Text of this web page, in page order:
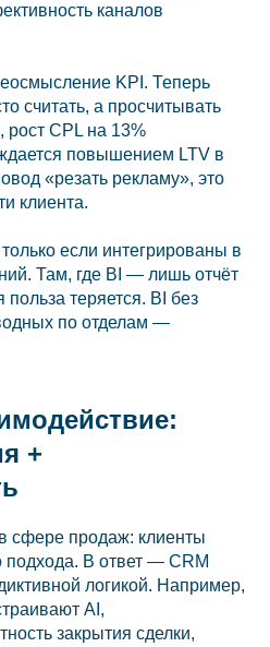
каналов
KPI. Теперь
считать, а просчитывать
рост CPL на 13%
повышением LTV в
«резать рекламу», это
клиента.
если интегрированы в
Там, где BI — лишь отчёт
теряется. BI без
по отделам —
+
сфере продаж: клиенты
В ответ — CRM
логикой. Например,
AI,
закрытия сделки,